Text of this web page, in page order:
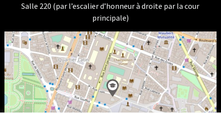
Salle 220 (par l’escalier d’honneur à droite par la cour
principale)